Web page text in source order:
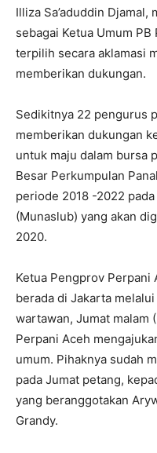
Illiza Sa’aduddin
sebagai Ketua Umum
terpilih secara aklamasi
memberikan dukungan.
Sedikitnya 22 pengurus
memberikan dukungan
untuk maju dalam bursa
Besar Perkumpulan
periode 2018 -2022
(Munaslub) yang akan
2020.
Ketua Pengprov Perpani
berada di Jakarta
wartawan, Jumat malam
Perpani Aceh
umum. Pihaknya sudah
pada Jumat petang,
yang beranggotakan
Grandy.